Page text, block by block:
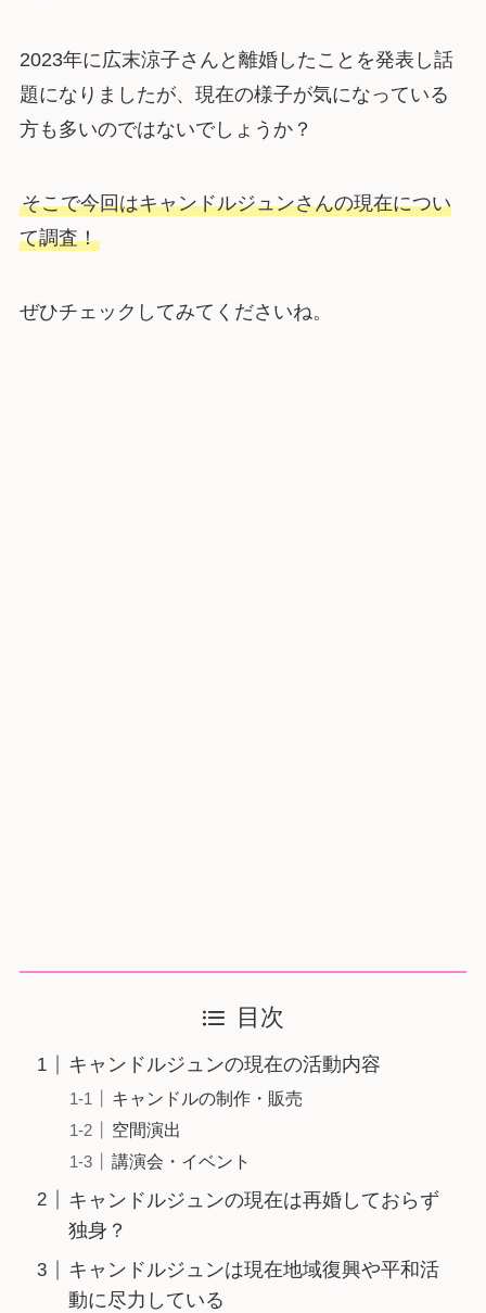
2023年に広末涼子さんと離婚したことを発表し話
題になりましたが、現在の様子が気になっている
方も多いのではないでしょうか？
そこで今回はキャンドルジュンさんの現在につい
て調査！
ぜひチェックしてみてくださいね。
目次
キャンドルジュンの現在の活動内容
キャンドルの制作・販売
空間演出
講演会・イベント
キャンドルジュンの現在は再婚しておらず
独身？
キャンドルジュンは現在地域復興や平和活
動に尽力している